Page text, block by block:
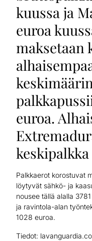
kuussa ja
euroa
maksetaan
euroa.
keskipalkka
Palkkaerot korostuvat
löytyvät sähkö- ja
nousee tällä alalla
ja ravintola-alan
1028 euroa.
Tiedot: